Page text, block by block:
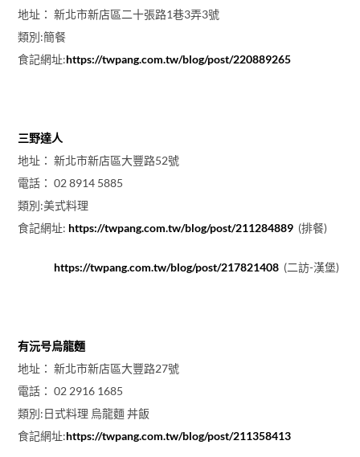
地址： 新北市新店區二十張路1巷3弄3號
類別:簡餐
食記網址:https://twpang.com.tw/blog/post/220889265
三野達人
地址： 新北市新店區大豐路52號
電話： 02 8914 5885
類別:美式料理
食記網址: https://twpang.com.tw/blog/post/211284889(排餐)
https://twpang.com.tw/blog/post/217821408(二訪-漢堡)
有沅号烏龍麵
地址： 新北市新店區大豐路27號
電話： 02 2916 1685
類別:日式料理 烏龍麵 丼飯
食記網址:https://twpang.com.tw/blog/post/211358413